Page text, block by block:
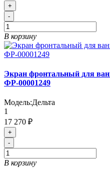
+
-
В корзину
Экран фронтальный для
ФР-00001249
Модель:Дельта
1
17 270 ₽
+
-
В корзину